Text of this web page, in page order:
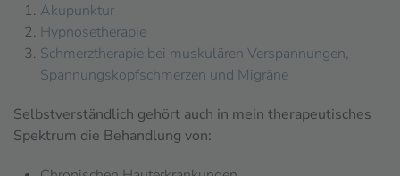
Akupunktur
Hypnosetherapie
Schmerztherapie bei muskulären Verspannungen,
Spannungskopfschmerzen und Migräne
Selbstverständlich gehört auch in mein therapeutisches
Spektrum die Behandlung von: